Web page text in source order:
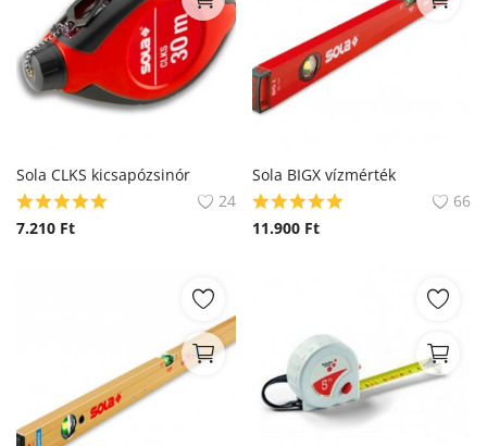
Sola CLKS kicsapózsinór
24
7.210 Ft
Sola BIGX vízmérték
66
11.900 Ft